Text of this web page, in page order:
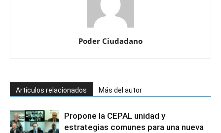
Poder Ciudadano
Artículos relacionados Más del autor
Propone la CEPAL unidad y
estrategias comunes para una nueva